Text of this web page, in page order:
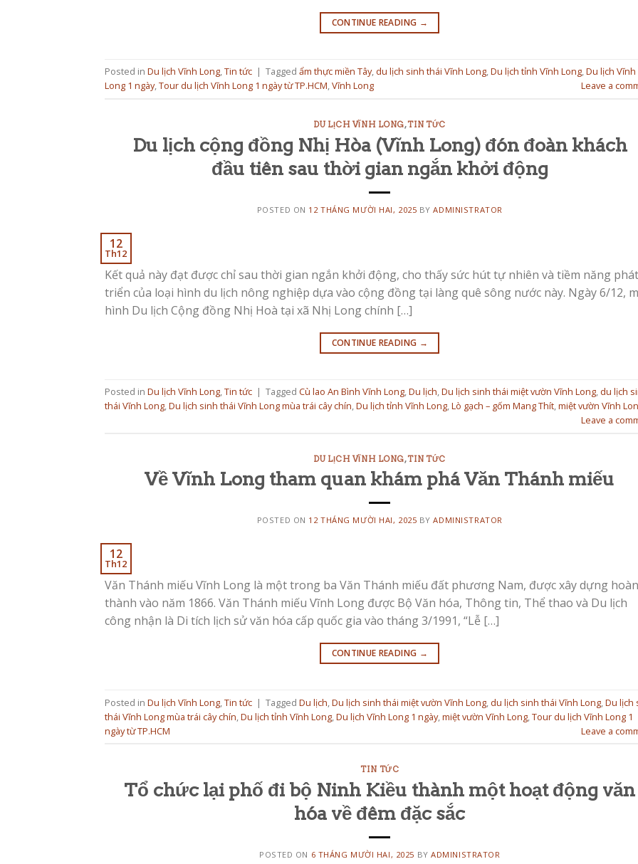
CONTINUE READING →
Posted in Du lịch Vĩnh Long,Tin tức | Tagged ẩm thực miền Tây, du lịch sinh thái Vĩnh Long,Du lịch tỉnh Vĩnh Long,Du lịch Vĩnh
Long 1 ngày,Tour du lịch Vĩnh Long 1 ngày từ TP.HCM,Vĩnh Long Leave a
DU LỊCH VĨNH LONG,TIN TỨC
Du lịch cộng đồng Nhị Hòa (Vĩnh Long) đón đoàn khách
đầu tiên sau thời gian ngắn khởi động
POSTED ON 12 THÁNG MƯỜI HAI, 2025 BYADMINISTRATOR
12
Th12
Kết quả này đạt được chỉ sau thời gian ngắn khởi động, cho thấy sức hút tự nhiên và tiềm năng phát
triển của loại hình du lịch nông nghiệp dựa vào cộng đồng tại làng quê sông nước này. Ngày 6/12,
hình Du lịch Cộng đồng Nhị Hoà tại xã Nhị Long chính […]
CONTINUE READING →
Posted in Du lịch Vĩnh Long,Tin tức | Tagged Cù lao An Bình Vĩnh Long,Du lịch,Du lịch sinh thái miệt vườn Vĩnh Long, du lịch
thái Vĩnh Long,Du lịch sinh thái Vĩnh Long mùa trái cây chín,Du lịch tỉnh Vĩnh Long,Lò gạch – gốm Mang Thít,miệt vườn Vĩnh
Leave a
DU LỊCH VĨNH LONG,TIN TỨC
Về Vĩnh Long tham quan khám phá Văn Thánh miếu
POSTED ON 12 THÁNG MƯỜI HAI, 2025 BYADMINISTRATOR
12
Th12
Văn Thánh miếu Vĩnh Long là một trong ba Văn Thánh miếu đất phương Nam, được xây dựng hoàn
thành vào năm 1866. Văn Thánh miếu Vĩnh Long được Bộ Văn hóa, Thông tin, Thể thao và Du lịch
công nhận là Di tích lịch sử văn hóa cấp quốc gia vào tháng 3/1991, “Lễ […]
CONTINUE READING →
Posted in Du lịch Vĩnh Long,Tin tức | Tagged Du lịch,Du lịch sinh thái miệt vườn Vĩnh Long, du lịch sinh thái Vĩnh Long,Du lịch
thái Vĩnh Long mùa trái cây chín,Du lịch tỉnh Vĩnh Long,Du lịch Vĩnh Long 1 ngày,miệt vườn Vĩnh Long,Tour du lịch Vĩnh Long 1
ngày từ TP.HCM
Leave a
TIN TỨC
Tổ chức lại phố đi bộ Ninh Kiều thành một hoạt động văn
hóa về đêm đặc sắc
POSTED ON 6 THÁNG MƯỜI HAI, 2025 BYADMINISTRATOR